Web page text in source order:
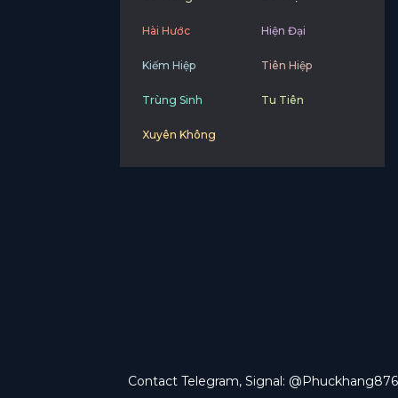
Hài Hước Hiện Đại
Kiếm Hiệp Tiên Hiệp
Trùng Sinh Tu Tiên
Xuyên Không
Contact Telegram, Signal: @Phuckhang876